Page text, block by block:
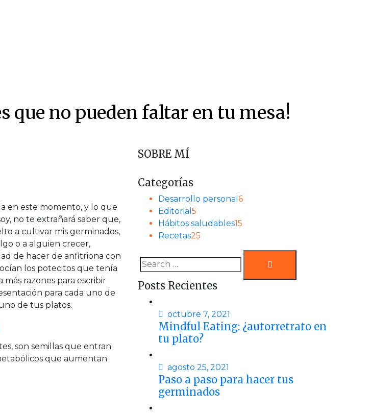
que no pueden faltar en tu mesa!
en este momento, y lo que
no te extrañará saber que,
a cultivar mis germinados,
o a alguien crecer,
de hacer de anfitriona con
los potecitos que tenía
más razones para escribir
para cada uno de
de tus platos.
son semillas que entran
que aumentan
SOBRE MÍ
Categorías
Desarrollo personal 6
Editorial 5
Hábitos saludables15
Recetas25
Search
for:
Posts Recientes
octubre 7, 2021
Mindful Eating: ¿autorretrato en
tu plato?
agosto 25, 2021
Paso a paso para hacer tus
germinados